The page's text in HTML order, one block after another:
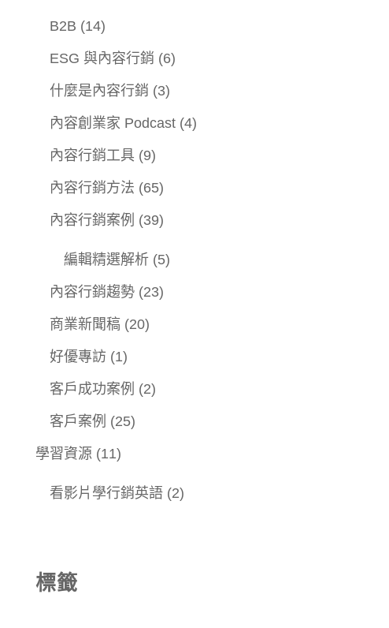
B2B (14)
ESG 與內容行銷 (6)
什麼是內容行銷 (3)
內容創業家 Podcast (4)
內容行銷工具 (9)
內容行銷方法 (65)
內容行銷案例 (39)
編輯精選解析 (5)
內容行銷趨勢 (23)
商業新聞稿 (20)
好優專訪 (1)
客戶成功案例 (2)
客戶案例 (25)
學習資源 (11)
看影片學行銷英語 (2)
標籤